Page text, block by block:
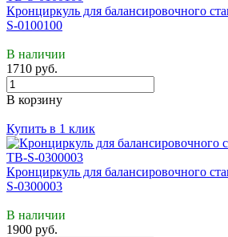
Кронциркуль для балансировочного
S-0100100
В наличии
1710 руб.
В корзину
Купить в 1 клик
Кронциркуль для балансировочного
S-0300003
В наличии
1900 руб.